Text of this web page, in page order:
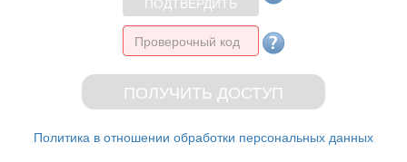
Политика в отношении обработки персональных данных